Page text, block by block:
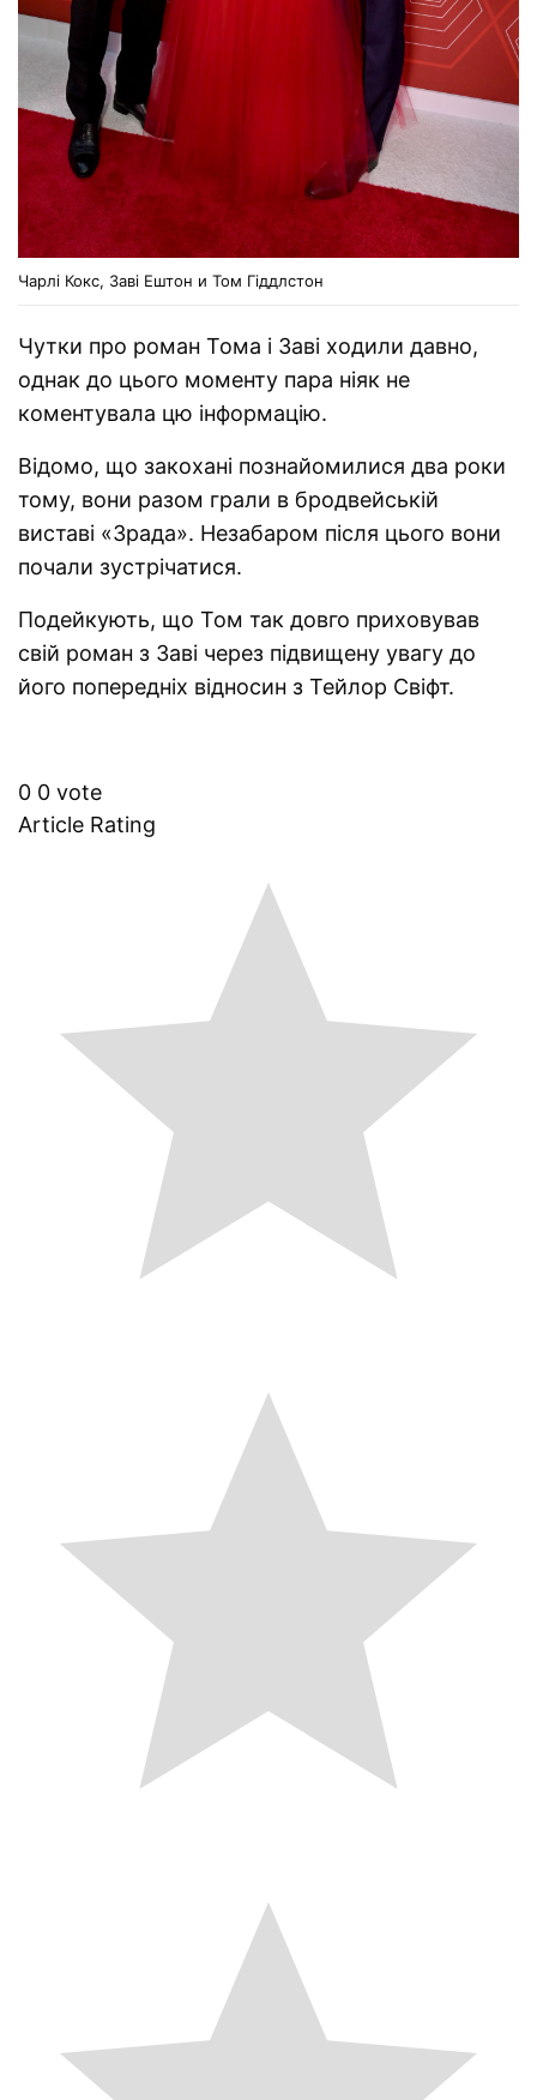
Чарлі Кокс, Заві Ештон и Том Гіддлстон
Чутки про роман Тома і Заві ходили давно,
однак до цього моменту пара ніяк не
коментувала цю інформацію.
Відомо, що закохані познайомилися два роки
тому, вони разом грали в бродвейській
виставі «Зрада». Незабаром після цього вони
почали зустрічатися.
Подейкують, що Том так довго приховував
свій роман з Заві через підвищену увагу до
його попередніх відносин з Тейлор Свіфт.
0 0 vote
Article Rating